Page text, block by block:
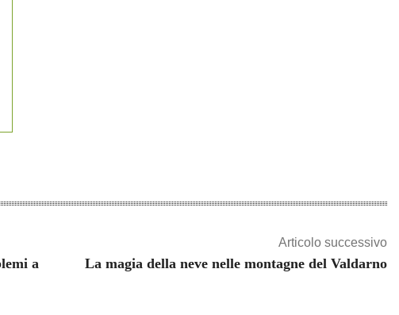
a
Articolo successivo
La magia della neve nelle montagne del Valdarno